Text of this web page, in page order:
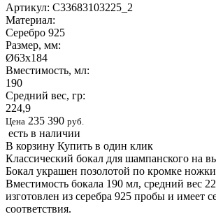
Артикул: С33683103225_2
Материал:
Серебро 925
Размер, мм:
Ø63х184
Вместимость, мл:
190
Средний вес, гр:
224,9
Цена 235 390 руб.
есть в наличии
В корзину Купить в один клик
Классический бокал для шампанского на
Бокал украшен позолотой по кромке
Вместимость бокала 190 мл, средний вес
изготовлен из серебра 925 пробы и имеет
соответствия.